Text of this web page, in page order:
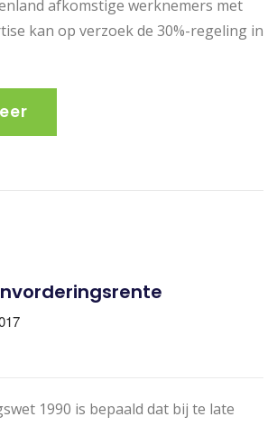
afkomstige werknemers met
kan op verzoek de 30%-regeling in
1990 is bepaald dat bij te late